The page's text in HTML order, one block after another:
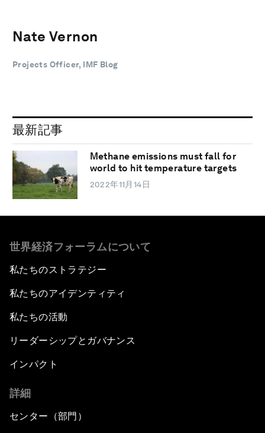
Nate Vernon
Projects Officer, IMF Blog
最新記事
Methane emissions must fall for
world to hit temperature targets
2022年11月14日
世界経済フォーラムについて
私たちのストラテジー
私たちのアイデンティティ
私たちの活動
リーダーシップとガバナンス
インパクト
詳細
センター（部門）